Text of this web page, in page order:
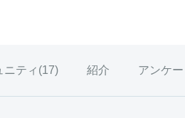
ニティ(17) 紹介 アンケー